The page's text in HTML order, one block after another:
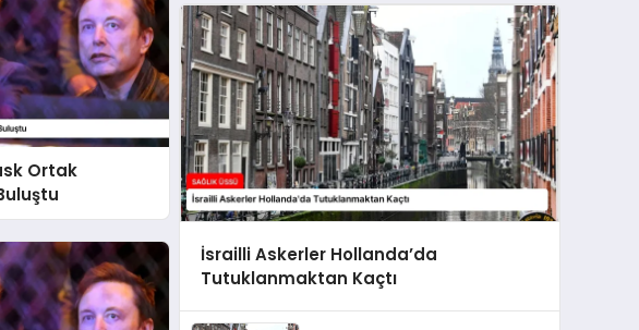
Ortak
İsrailli Askerler Hollanda’da
Tutuklanmaktan Kaçtı